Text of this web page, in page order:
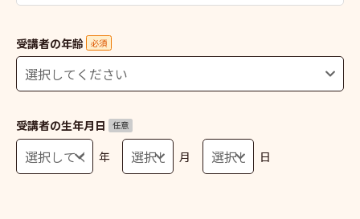
受講者の年齢 必須
受講者の生年月日 任意
年 月 日